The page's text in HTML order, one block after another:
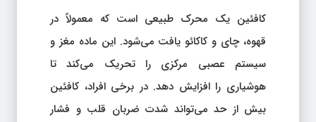
کافئین یک محرک طبیعی است که معمولاً در
قهوه، چای و کاکائو یافت می‌شود. این ماده مغز و
سیستم عصبی مرکزی را تحریک می‌کند تا
هوشیاری را افزایش دهد. در برخی افراد، کافئین
بیش از حد می‌تواند شدت ضربان قلب و فشار